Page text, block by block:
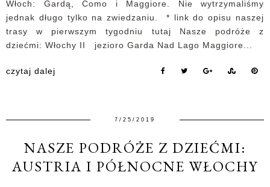
Włoch: Gardą, Como i Maggiore. Nie wytrzymaliśmy
jednak długo tylko na zwiedzaniu. * link do opisu naszej
trasy w pierwszym tygodniu tutaj Nasze podróże z
dziećmi: Włochy II jezioro Garda Nad Lago Maggiore...
czytaj dalej
7/25/2019
NASZE PODRÓŻE Z DZIEĆMI:
AUSTRIA I PÓŁNOCNE WŁOCHY